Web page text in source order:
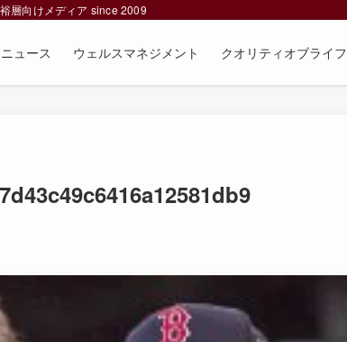
層向けメディア since 2009
ニュース ウェルスマネジメント クオリティオブライフ